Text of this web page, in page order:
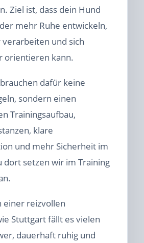
Ziel ist, dass dein Hund
mehr Ruhe entwickeln,
verarbeiten und sich
orientieren kann.
dafür keine
sondern einen
Trainingsaufbau,
klare
und mehr Sicherheit im
dort setzen wir im Training
einer reizvollen
Stuttgart fällt es vielen
dauerhaft ruhig und